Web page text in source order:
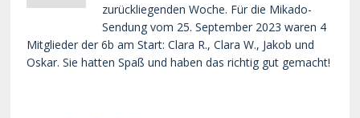
zurückliegenden Woche. Für die Mikado-
Sendung vom 25. September 2023 waren 4
Mitglieder der 6b am Start: Clara R., Clara W., Jakob und
Oskar. Sie hatten Spaß und haben das richtig gut gemacht!